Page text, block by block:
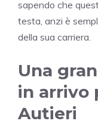
sapendo che
testa, anzi è
della sua carriera.
Una
in arrivo
Autieri